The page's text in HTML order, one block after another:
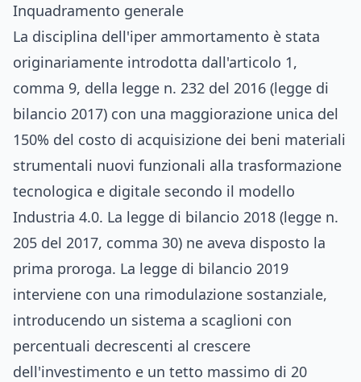
Inquadramento generale
La disciplina dell'iper ammortamento è stata
originariamente introdotta dall'articolo 1,
comma 9, della legge n. 232 del 2016 (legge di
bilancio 2017) con una maggiorazione unica del
150% del costo di acquisizione dei beni materiali
strumentali nuovi funzionali alla trasformazione
tecnologica e digitale secondo il modello
Industria 4.0. La legge di bilancio 2018 (legge n.
205 del 2017, comma 30) ne aveva disposto la
prima proroga. La legge di bilancio 2019
interviene con una rimodulazione sostanziale,
introducendo un sistema a scaglioni con
percentuali decrescenti al crescere
dell'investimento e un tetto massimo di 20